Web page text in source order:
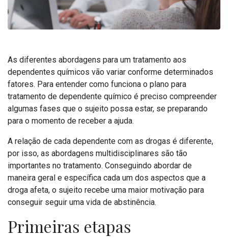
As diferentes abordagens para um tratamento aos
dependentes químicos vão variar conforme determinados
fatores. Para entender como funciona o plano para
tratamento de dependente químico é preciso compreender
algumas fases que o sujeito possa estar, se preparando
para o momento de receber a ajuda.
A relação de cada dependente com as drogas é diferente,
por isso, as abordagens multidisciplinares são tão
importantes no tratamento. Conseguindo abordar de
maneira geral e específica cada um dos aspectos que a
droga afeta, o sujeito recebe uma maior motivação para
conseguir seguir uma vida de abstinência.
Primeiras etapas